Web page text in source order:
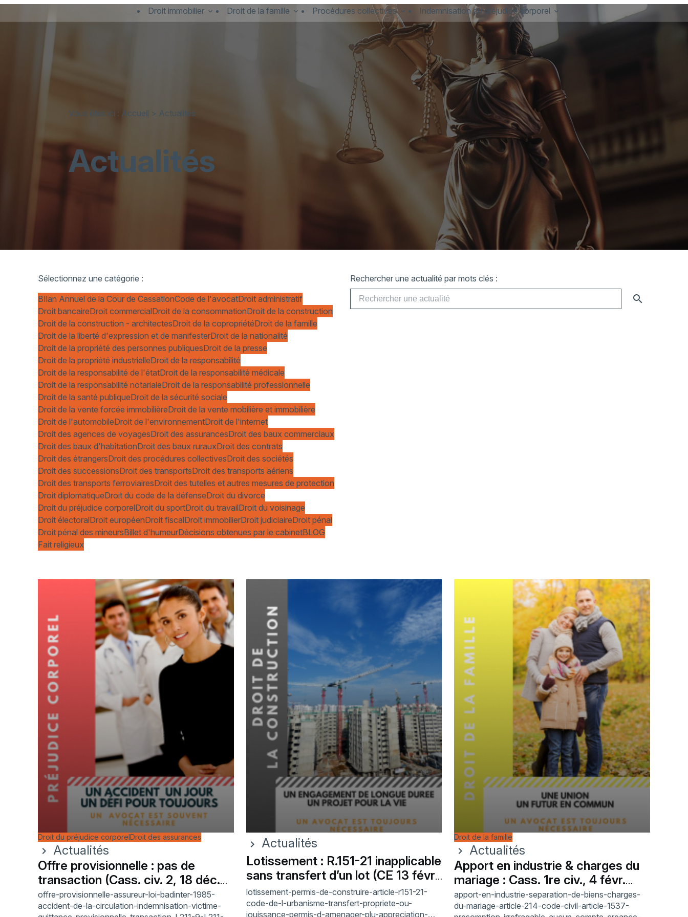
Droit immobilier Droit de la famille Procédures collectives Indemnisation du préjudice corporel
Vous êtes ici : Accueil > Actualités
Actualités
Sélectionnez une catégorie :
BIlan Annuel de la Cour de CassationCode de l'avocatDroit administratif
Droit bancaireDroit commercialDroit de la consommationDroit de la construction
Droit de la construction - architectesDroit de la copropriétéDroit de la famille
Droit de la liberté d'expression et de manifesterDroit de la nationalité
Droit de la propriété des personnes publiquesDroit de la presse
Droit de la propriété industrielleDroit de la responsabilité
Droit de la responsabilité de l'étatDroit de la responsabilité médicale
Droit de la responsabilité notarialeDroit de la responsabilité professionnelle
Droit de la santé publiqueDroit de la sécurité sociale
Droit de la vente forcée immobilièreDroit de la vente mobilière et immobilière
Droit de l'automobileDroit de l'environnementDroit de l'internet
Droit des agences de voyagesDroit des assurancesDroit des baux commerciaux
Droit des baux d'habitationDroit des baux rurauxDroit des contrats
Droit des étrangersDroit des procédures collectivesDroit des sociétés
Droit des successionsDroit des transportsDroit des transports aériens
Droit des transports ferroviairesDroit des tutelles et autres mesures de protection
Droit diplomatiqueDroit du code de la défenseDroit du divorce
Droit du préjudice corporelDroit du sportDroit du travailDroit du voisinage
Droit électoralDroit européenDroit fiscalDroit immobilierDroit judiciaireDroit pénal
Droit pénal des mineursBillet d'humeurDécisions obtenues par le cabinetBLOG
Fait religieux
Rechercher une actualité par mots clés :
Droit du préjudice corporelDroit des assurances
chevron_right
Actualités
Offre provisionnelle : pas de
transaction (Cass. civ. 2, 18 déc.
2025)
offre-provisionnelle-assureur-loi-badinter-1985-
accident-de-la-circulation-indemnisation-victime-
chevron_right
Actualités
Lotissement : R.151-21 inapplicable
sans transfert d’un lot (CE 13 févr.
2026)
lotissement-permis-de-construire-article-r151-21-
code-de-l-urbanisme-transfert-propriete-ou-
jouissance-permis-d-amenager-plu-appreciation-
Droit de la famille
chevron_right
Actualités
Apport en industrie & charges du
mariage : Cass. 1re civ., 4 févr.
2026
apport-en-industrie-separation-de-biens-charges-
du-mariage-article-214-code-civil-article-1537-
Panneau de gestion des cookies